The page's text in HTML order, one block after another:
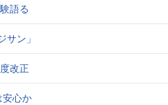
語る
ン」
改正
心か